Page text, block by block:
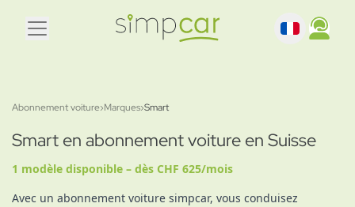
Abonnement voiture›Marques›Smart
Smart en abonnement voiture en Suisse
1 modèle disponible – dès CHF 625/mois
Avec un abonnement voiture simpcar, vous conduisez